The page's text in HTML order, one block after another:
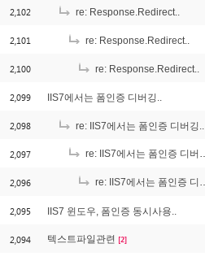
2,102 re: Response.Redirect..
2,101 re: Response.Redirect..
2,100 re: Response.Redirect..
2,099 IIS7에서는 폼인증 디버깅..
2,098 re: IIS7에서는 폼인증 디버깅..
2,097 re: IIS7에서는 폼인증 디버깅..
2,096 re: IIS7에서는 폼인증 디버깅..
2,095 IIS7 윈도우, 폼인증 동시사용..
2,094 텍스트파일관련 [2]